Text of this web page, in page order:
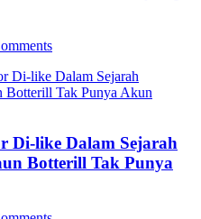
Di-like Dalam Sejarah
Botterill Tak Punya